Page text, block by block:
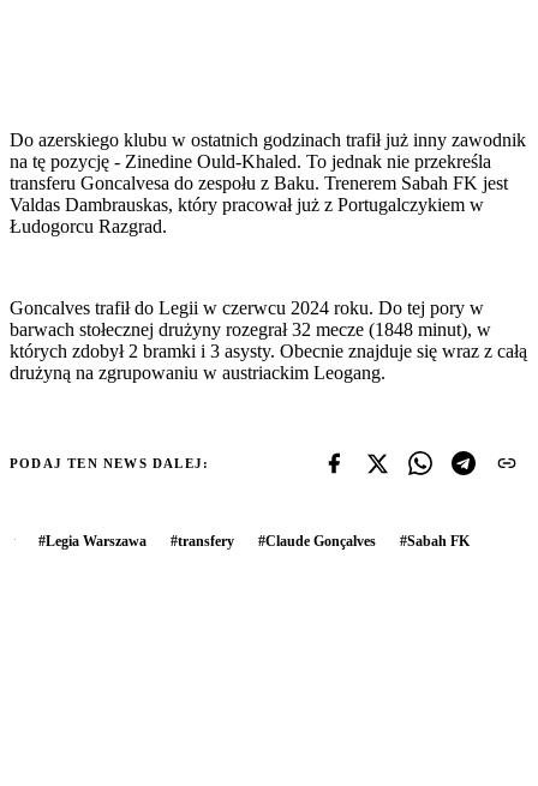
Do azerskiego klubu w ostatnich godzinach trafił już inny zawodnik
na tę pozycję - Zinedine Ould-Khaled. To jednak nie przekreśla
transferu Goncalvesa do zespołu z Baku. Trenerem Sabah FK jest
Valdas Dambrauskas, który pracował już z Portugalczykiem w
Łudogorcu Razgrad.
Goncalves trafił do Legii w czerwcu 2024 roku. Do tej pory w
barwach stołecznej drużyny rozegrał 32 mecze (1848 minut), w
których zdobył 2 bramki i 3 asysty. Obecnie znajduje się wraz z całą
drużyną na zgrupowaniu w austriackim Leogang.
PODAJ TEN NEWS DALEJ:
#Legia Warszawa #transfery #Claude Gonçalves #Sabah FK